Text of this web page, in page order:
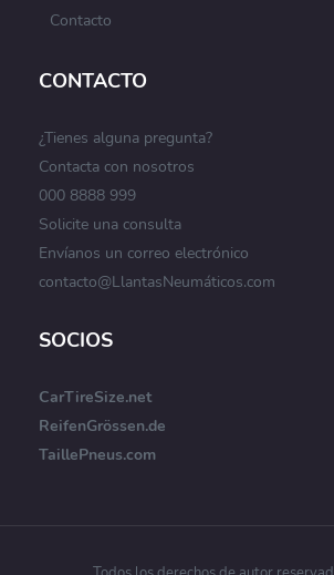
Contacto
CONTACTO
¿Tienes alguna pregunta?
Contacta con nosotros
000 8888 999
Solicite una consulta
Envíanos un correo electrónico
contacto@LlantasNeumáticos.com
SOCIOS
CarTireSize.net
ReifenGrössen.de
TaillePneus.com